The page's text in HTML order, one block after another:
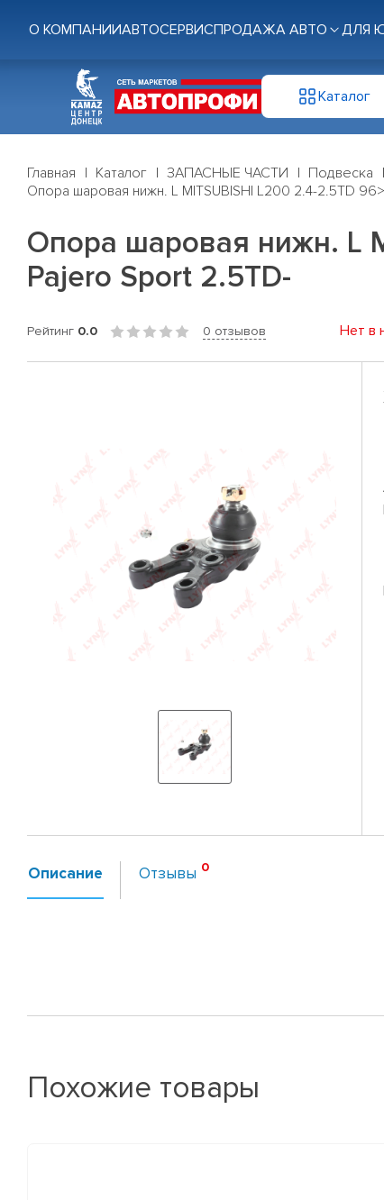
О КОМПАНИИАВТОСЕРВИСПРОДАЖА АВТО ДЛЯ
Каталог
Главная Каталог ЗАПАСНЫЕ ЧАСТИ Подвеска
Опора шаровая нижн. L MITSUBISHI L200 2.4-2.5TD
Опора шаровая нижн. L
Pajero Sport 2.5TD-
Рейтинг 0.0 0 отзывов Нет в
Описание Отзывы
Похожие товары